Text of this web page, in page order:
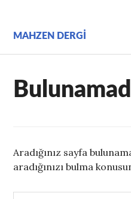
MAHZEN DERGI
Aradığınız sayfa
aradığınızı bulma